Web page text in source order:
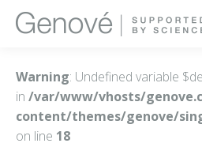
Warning: Undefined variable
in /var/www/vhosts/
content/themes/genove/
on line 18